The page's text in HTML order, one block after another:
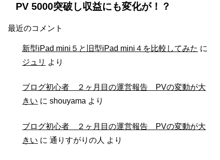
PV 5000突破し収益にも変化が！？
最近のコメント
新型iPad mini５と旧型iPad mini４を比較してみた に
ジュリ より
ブログ初心者 ２ヶ月目の運営報告 PVの変動が大
きい にshouyama より
ブログ初心者 ２ヶ月目の運営報告 PVの変動が大
きい に通りすがりの人 より